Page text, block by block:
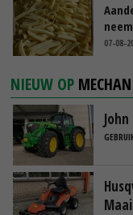
07-08-
NIEUW OP